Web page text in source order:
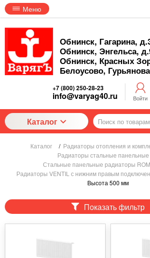
Меню
Обнинск, Гагарина,
Обнинск, Энгельса,
Обнинск, Красных
Белоусово,
+7 (800) 250-28-23
info@varyag40.ru Войти
Каталог
Каталог / Радиаторы отопления и
Радиаторы стальные панельные
Стальные панельные радиаторы
Радиаторы VENTIL с нижним правым
Высота 500 мм
Показать фильтр